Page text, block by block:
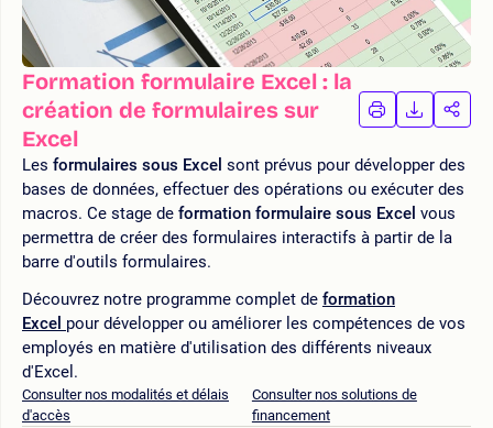
Formation formulaire Excel : la
création de formulaires sur
Excel
IMPRIMER
LA
LA
Les formulaires sous Excel sont prévus pour développer des
bases de données, effectuer des opérations ou exécuter des
macros. Ce stage de formation formulaire sous Excel vous
permettra de créer des formulaires interactifs à partir de la
barre d'outils formulaires.
Découvrez notre programme complet de formation
Excel pour développer ou améliorer les compétences de vos
employés en matière d'utilisation des différents niveaux
d'Excel.
Consulter nos modalités et délais
d'accès
Consulter nos solutions de
financement